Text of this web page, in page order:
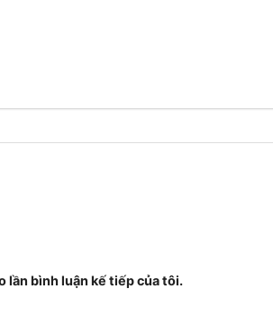
lần bình luận kế tiếp của tôi.